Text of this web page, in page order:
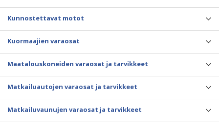
Kunnostettavat motot
Kuormaajien varaosat
Maatalouskoneiden varaosat ja tarvikkeet
Matkailuautojen varaosat ja tarvikkeet
Matkailuvaunujen varaosat ja tarvikkeet